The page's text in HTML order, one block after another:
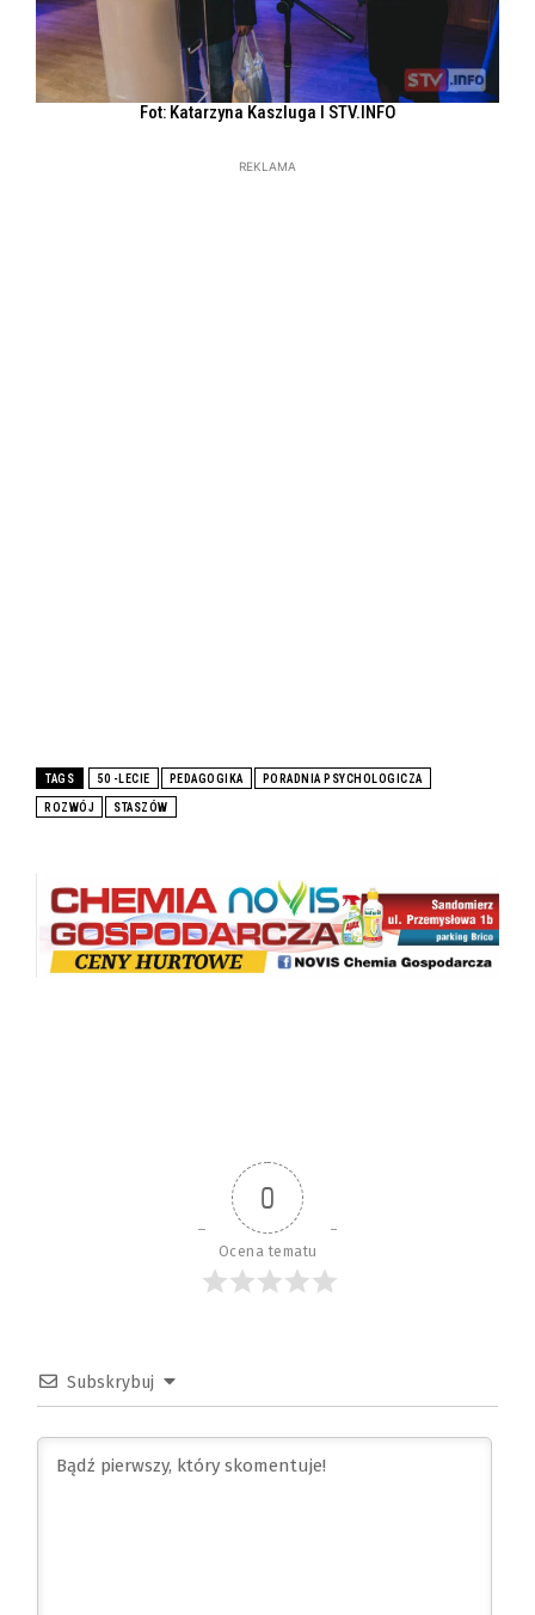
Fot: Katarzyna Kaszluga l STV.INFO
REKLAMA
TAGS 50 -LECIE PEDAGOGIKA PORADNIA PSYCHOLOGICZA
ROZWÓJ STASZÓW
0
Ocena tematu
Subskrybuj